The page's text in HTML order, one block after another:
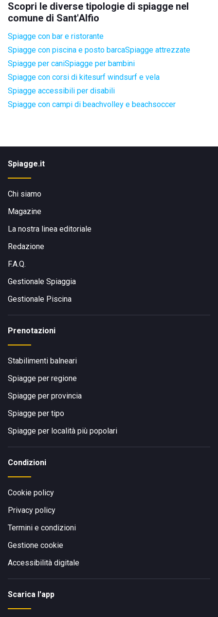
Scopri le diverse tipologie di spiagge nel
comune di Sant'Alfio
Spiagge con bar e ristorante
Spiagge con piscina e posto barcaSpiagge attrezzate
Spiagge per caniSpiagge per bambini
Spiagge con corsi di kitesurf windsurf e vela
Spiagge accessibili per disabili
Spiagge con campi di beachvolley e beachsoccer
Spiagge.it
Chi siamo
Magazine
La nostra linea editoriale
Redazione
F.A.Q.
Gestionale Spiaggia
Gestionale Piscina
Prenotazioni
Stabilimenti balneari
Spiagge per regione
Spiagge per provincia
Spiagge per tipo
Spiagge per località più popolari
Condizioni
Cookie policy
Privacy policy
Termini e condizioni
Gestione cookie
Accessibilità digitale
Scarica l'app